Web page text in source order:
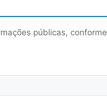
públicas, conforme